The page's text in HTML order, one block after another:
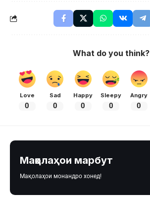
What do you think?
Love
0
Sad
0
Happy
0
Sleepy
0
Angry
0
Мақолаҳои марбут
Мақолаҳои монандро хонед!